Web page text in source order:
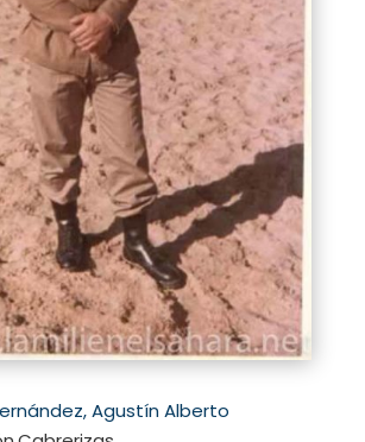
Agustín Alberto